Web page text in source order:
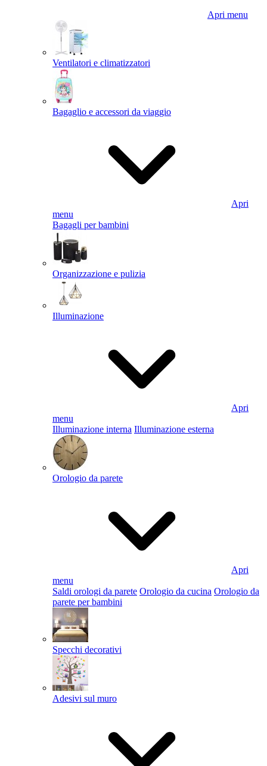
Apri menu
Ventilatori e climatizzatori
Bagaglio e accessori da viaggio
Apri
menu
Bagagli per bambini
Organizzazione e pulizia
Illuminazione
Apri
menu
Illuminazione interna Illuminazione esterna
Orologio da parete
Apri
menu
Saldi orologi da parete Orologio da cucina Orologio da
parete per bambini
Specchi decorativi
Adesivi sul muro